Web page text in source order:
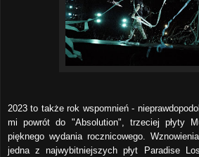
2023 to także rok wspomnień -
mi powrót do "Absolution", trzeciej płyty
pięknego wydania rocznicowego.
jedna z najwybitniejszych płyt Paradise